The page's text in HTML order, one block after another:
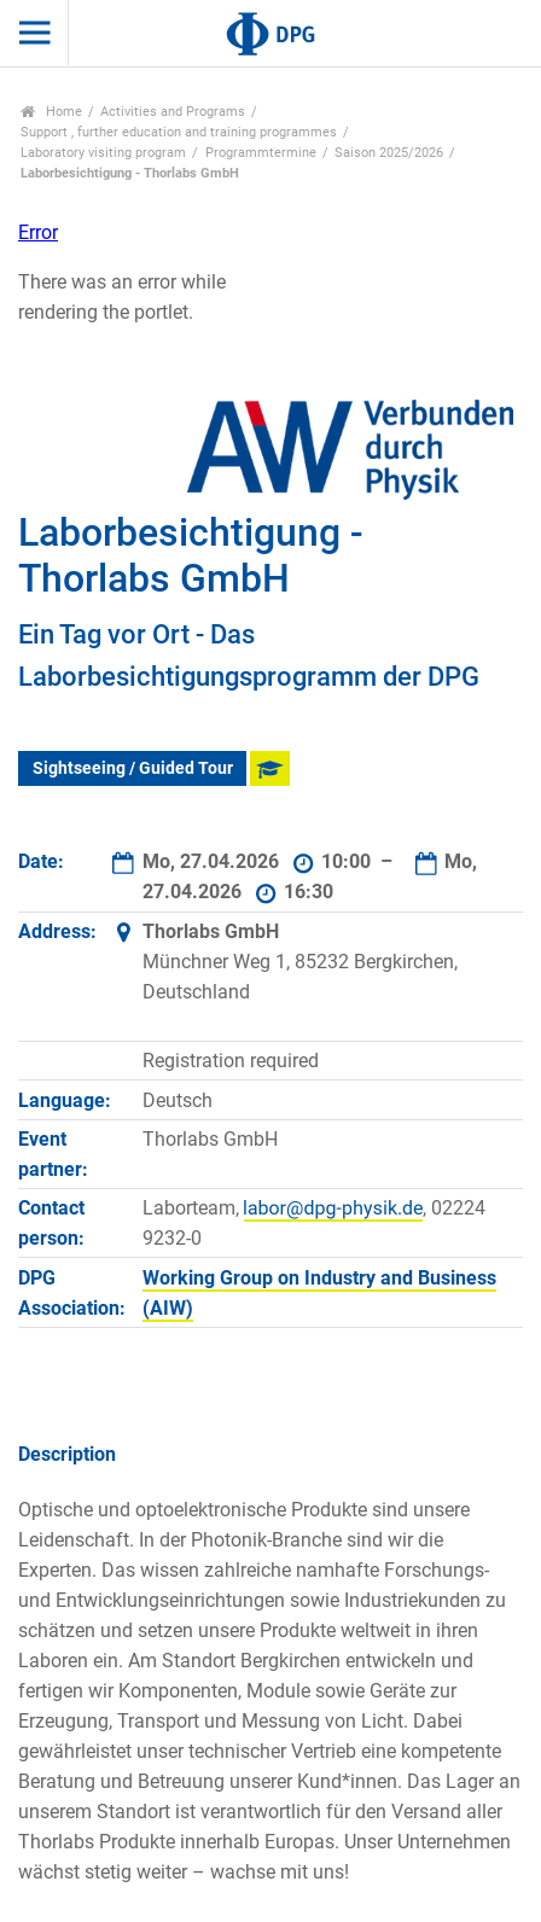
Home
Activities and Programs
Support , further education and training programmes
Laboratory visiting program
Programmtermine
Saison 2025/2026
Laborbesichtigung - Thorlabs GmbH
Error
There was an error while
rendering the portlet.
Laborbesichtigung -
Thorlabs GmbH
Ein Tag vor Ort - Das
Laborbesichtigungsprogramm der DPG
Sightseeing / Guided Tour
Date: Mo, 27.04.2026 10:00 –
Mo,
27.04.2026
16:30
Address:
Thorlabs GmbH
Münchner Weg 1, 85232 Bergkirchen,
Deutschland
Registration required
Language:
Deutsch
Event
partner:
Thorlabs GmbH
Contact
person:
Laborteam,
, 02224
9232-0
DPG
Association:
Working Group on Industry and Business
(AIW)
Description
Optische und optoelektronische Produkte sind unsere
Leidenschaft. In der Photonik-Branche sind wir die
Experten. Das wissen zahlreiche namhafte Forschungs-
und Entwicklungseinrichtungen sowie Industriekunden zu
schätzen und setzen unsere Produkte weltweit in ihren
Laboren ein. Am Standort Bergkirchen entwickeln und
fertigen wir Komponenten, Module sowie Geräte zur
Erzeugung, Transport und Messung von Licht. Dabei
gewährleistet unser technischer Vertrieb eine kompetente
Beratung und Betreuung unserer Kund*innen. Das Lager an
unserem Standort ist verantwortlich für den Versand aller
Thorlabs Produkte innerhalb Europas. Unser Unternehmen
wächst stetig weiter – wachse mit uns!